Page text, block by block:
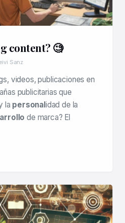
content? 🧐
Sanz
videos, publicaciones en
publicitarias que
la personalidad de la
de marca? El